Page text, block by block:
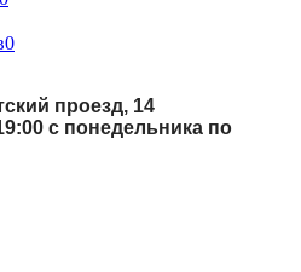
0
проезд, 14
с понедельника по